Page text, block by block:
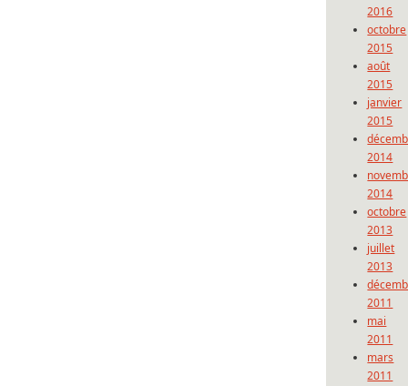
2016
octobre
2015
août
2015
janvier
2015
2014
2014
octobre
2013
juillet
2013
2011
mai
2011
mars
2011